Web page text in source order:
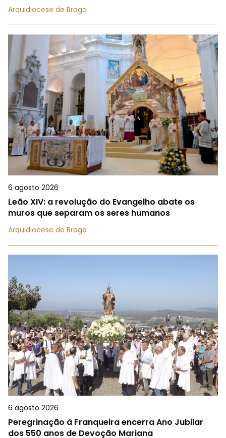
Arquidiocese de Braga
6 agosto 2026
Leão XIV: a revolução do Evangelho abate os
muros que separam os seres humanos
Arquidiocese de Braga
6 agosto 2026
Peregrinação à Franqueira encerra Ano Jubilar
dos 550 anos de Devoção Mariana